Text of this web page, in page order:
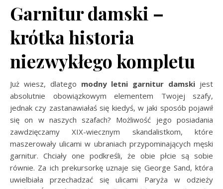
Garnitur damski –
krótka historia
niezwykłego kompletu
Już wiesz, dlatego modny letni garnitur damski jest
absolutnie obowiązkowym elementem Twojej szafy,
jednak czy zastanawiałaś się kiedyś, w jaki sposób pojawił
się on w naszych szafach? Możliwość jego posiadania
zawdzięczamy XIX-wiecznym skandalistkom, które
maszerowały ulicami w ubraniach przypominających męski
garnitur. Chciały one podkreśli, że obie płcie są sobie
równie. Za ich prekursorkę uznaje się George Sand, która
uwielbiała przechadzać się ulicami Paryża w odzieży